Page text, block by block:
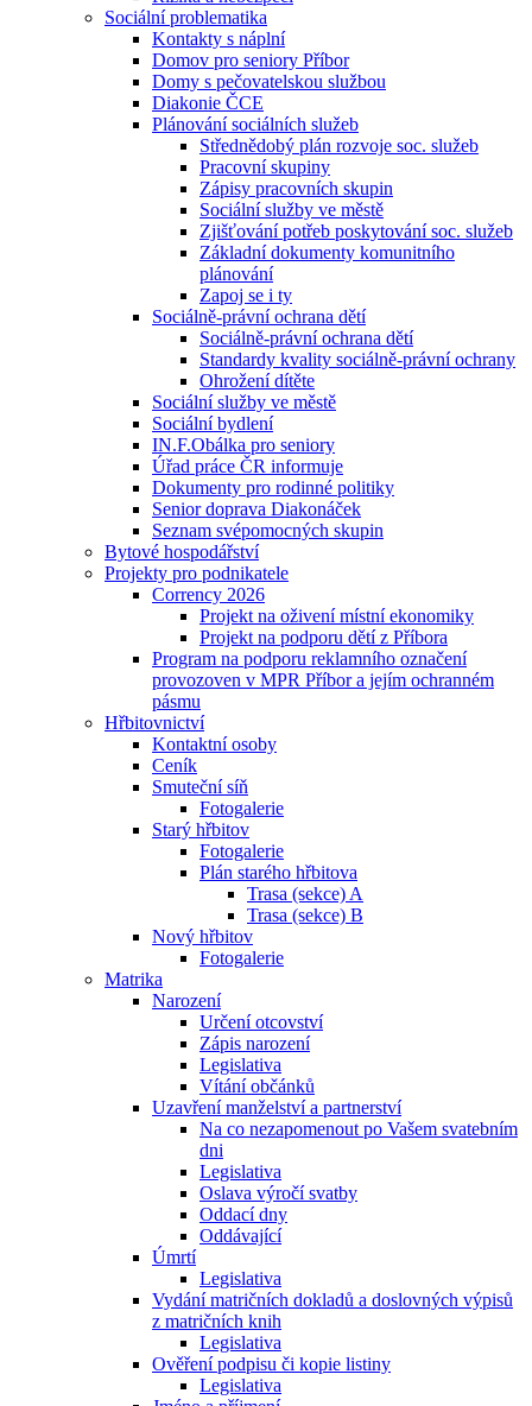
Sociální problematika
Kontakty s náplní
Domov pro seniory Příbor
Domy s pečovatelskou službou
Diakonie ČCE
Plánování sociálních služeb
Střednědobý plán rozvoje soc. služeb
Pracovní skupiny
Zápisy pracovních skupin
Sociální služby ve městě
Zjišťování potřeb poskytování soc. služeb
Základní dokumenty komunitního
plánování
Zapoj se i ty
Sociálně-právní ochrana dětí
Sociálně-právní ochrana dětí
Standardy kvality sociálně-právní ochrany
Ohrožení dítěte
Sociální služby ve městě
Sociální bydlení
IN.F.Obálka pro seniory
Úřad práce ČR informuje
Dokumenty pro rodinné politiky
Senior doprava Diakonáček
Seznam svépomocných skupin
Bytové hospodářství
Projekty pro podnikatele
Corrency 2026
Projekt na oživení místní ekonomiky
Projekt na podporu dětí z Příbora
Program na podporu reklamního označení
provozoven v MPR Příbor a jejím ochranném
pásmu
Hřbitovnictví
Kontaktní osoby
Ceník
Smuteční síň
Fotogalerie
Starý hřbitov
Fotogalerie
Plán starého hřbitova
Trasa (sekce) A
Trasa (sekce) B
Nový hřbitov
Fotogalerie
Matrika
Narození
Určení otcovství
Zápis narození
Legislativa
Vítání občánků
Uzavření manželství a partnerství
Na co nezapomenout po Vašem svatebním
dni
Legislativa
Oslava výročí svatby
Oddací dny
Oddávající
Úmrtí
Legislativa
Vydání matričních dokladů a doslovných výpisů
z matričních knih
Legislativa
Ověření podpisu či kopie listiny
Legislativa